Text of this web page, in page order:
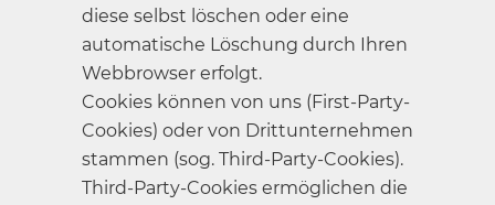
diese selbst löschen oder eine
automatische Löschung durch Ihren
Webbrowser erfolgt.
Cookies können von uns (First-Party-
Cookies) oder von Drittunternehmen
stammen (sog. Third-Party-Cookies).
Third-Party-Cookies ermöglichen die